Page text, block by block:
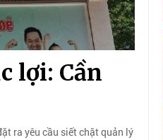
lợi: Cần
ra yêu cầu siết chặt quản lý